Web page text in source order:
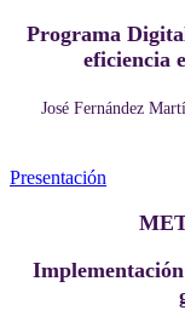
Programa
eficiencia
José Fernández
Presentación